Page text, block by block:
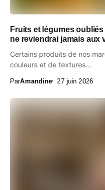
Fruits et légumes
ne reviendrai jamais aux
Certains produits de nos
couleurs et de textures...
ParAmandine 27 juin 2026